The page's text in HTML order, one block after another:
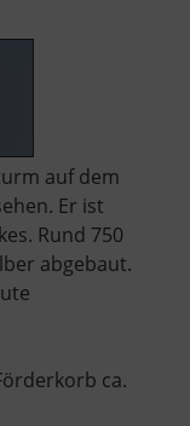
auf dem
Er ist
Rund 750
abgebaut.
ca.